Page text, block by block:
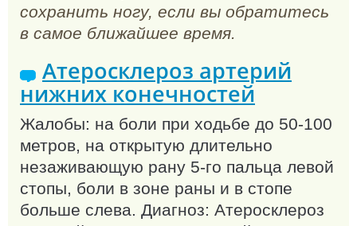
сохранить ногу, если вы обратитесь
в самое ближайшее время.
Атеросклероз артерий
нижних конечностей
Жалобы: на боли при ходьбе до 50-100
метров, на открытую длительно
незаживающую рану 5-го пальца левой
стопы, боли в зоне раны и в стопе
больше слева. Диагноз: Атеросклероз